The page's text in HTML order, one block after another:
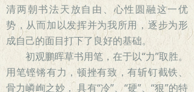
清两朝书法天放自由、心性圆融这一优
势，从而加以发挥并为我所用，逐步为形
成自己的面目打下了良好的基础。
初观鹏晖草书用笔，在于以“力”取胜。
用笔铿锵有力，顿挫有致，有斩钉截铁、
骨力嶙峋之妙， 具有“冷”、“硬”、“狠”的特